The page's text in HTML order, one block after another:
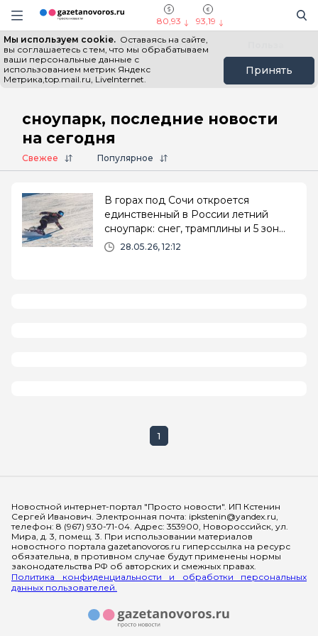
Информационный портал "ГазетаНоворос.ру"
Навигация сайта
80,93 93,19
Мы используем cookie. Оставаясь на сайте,
вы соглашаетесь с тем, что мы обрабатываем
ваши персональные данные с
использованием метрик Яндекс
Метрика,top.mail.ru, LiveInternet.
Принять
Все новости Новости России
Главная # сноупарк
сноупарк, последние новости
на сегодня
Свежее Популярное
В горах под Сочи откроется
единственный в России летний
сноупарк: снег, трамплины и 5 зон
катания
28.05.26, 12:12
1
Новостной интернет-портал "Просто новости". ИП Кстенин
Сергей Иванович. Электронная почта: ipkstenin@yandex.ru,
телефон: 8 (967) 930-71-04. Адрес: 353900, Новороссийск, ул.
Мира, д. 3, помещ. 3. При использовании материалов
новостного портала gazetanovoros.ru гиперссылка на ресурс
обязательна, в противном случае будут применены нормы
законодательства РФ об авторских и смежных правах.
Политика конфиденциальности и обработки персональных
данных пользователей.